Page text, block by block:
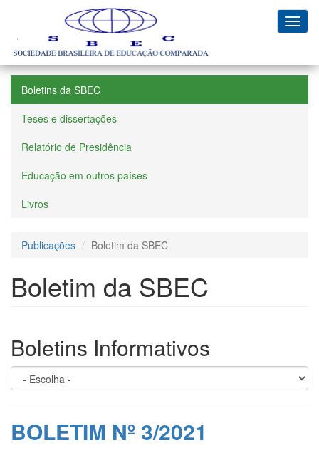
conteúdo
principal
Boletins da SBEC
Teses e dissertações
Relatório de Presidência
Educação em outros países
Livros
Publicações Boletim da SBEC
Boletim da SBEC
Boletins Informativos
BOLETIM Nº 3/2021